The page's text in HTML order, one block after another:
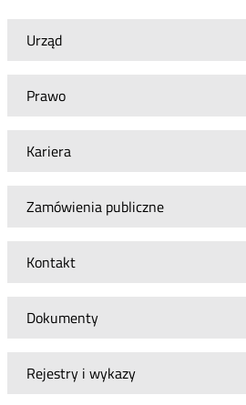
Urząd
Prawo
Kariera
Zamówienia publiczne
Kontakt
Dokumenty
Rejestry i wykazy